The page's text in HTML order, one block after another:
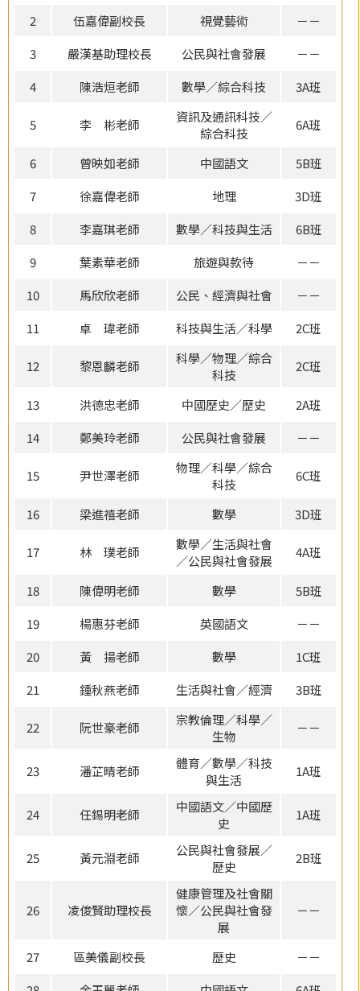
2 伍嘉偉副校長 視覺藝術
－－
3
嚴漢基助理校長 公民與社會發展
－－
4
陳浩烜老師 數學／綜合科技 3A班
5 李 彬老師
資訊及通訊科技／
綜合科技
6A班
6 曾映如老師 中國語文
5B班
7
徐嘉偉老師 地理
3D班
8
李嘉琪老師 數學／科技與生活
6B班
9
葉素華老師 旅遊與款待
－－
10
馬欣欣老師 公民、經濟與社會
－－
11
卓 瑋老師 科技與生活／科學 2C班
12 黎恩麟老師
科學／物理／綜合
科技
2C班
13 洪德忠老師 中國歷史／歷史
2A班
14
鄭美玲老師 公民與社會發展 －－
15 尹世澤老師
物理／科學／綜合
科技
6C班
16 梁進禧老師 數學 3D班
17 林 璞老師
數學／生活與社會
／公民與社會發展
4A班
18 陳偉明老師 數學
5B班
19
楊惠芬老師 英國語文
－－
20
黃 揚老師 數學
1C班
21
鍾秋燕老師 生活與社會／經濟 3B班
22 阮世豪老師
宗教倫理／科學／
生物
－－
23 潘芷晴老師
體育／數學／科技
與生活
1A班
24 任錫明老師
中國語文／中國歷
史
1A班
25 黃元淵老師
公民與社會發展／
歷史
2B班
26 凌俊賢助理校長
健康管理及社會關
懷／公民與社會發
展
－－
27 區美儀副校長 歷史
－－